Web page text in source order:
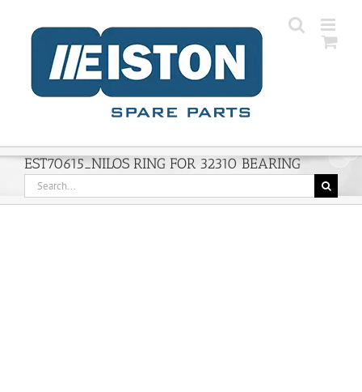
content
EST70615_NILOS RING FOR 32310 BEARING
Search
for: